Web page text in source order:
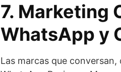
7. Marketing
WhatsApp y
Las marcas que